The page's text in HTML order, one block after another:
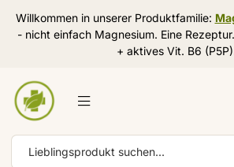
Willkommen in unserer Produktfamilie:
- nicht einfach Magnesium. Eine
+ aktives Vit. B6